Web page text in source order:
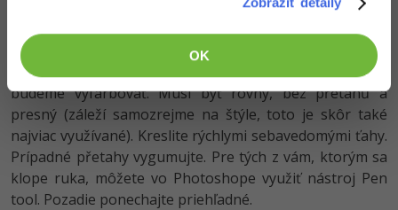
OK
Ako som už povedal, lineart je jednobitovú obkres, ktorý
budeme vyfarbovať. Musí byť rovný, bez přetahů a
presný (záleží samozrejme na štýle, toto je skôr také
najviac využívané). Kreslite rýchlymi sebavedomými ťahy.
Prípadné přetahy vygumujte. Pre tých z vám, ktorým sa
klope ruka, môžete vo Photoshope využiť nástroj Pen
tool. Pozadie ponechajte priehľadné.